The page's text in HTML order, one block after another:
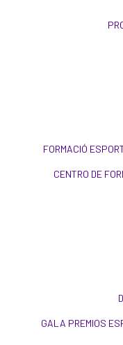
FORMACIÓ
CENTRO DE
GALA PREMIOS